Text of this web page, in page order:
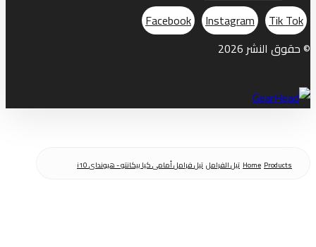
Facebook
Instagram
Tik Tok
© حقوق النشر 2026
Home Products تيل الفرامل تيل فرامل أمامى كيا بيكانتو - هيونداى i10